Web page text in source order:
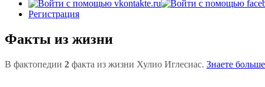
Регистрация
Факты из жизни
В фактопедии 2 факта из жизни Хулио Иглесиас. Знаете